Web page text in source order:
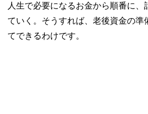
人生で必要になるお金から順番に、
ていく。そうすれば、老後資金の準
てできるわけです。